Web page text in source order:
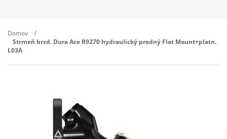
Domov
Strmeň brzd. Dura Ace R9270 hydraulický predný Flat Mount+platn.
L03A